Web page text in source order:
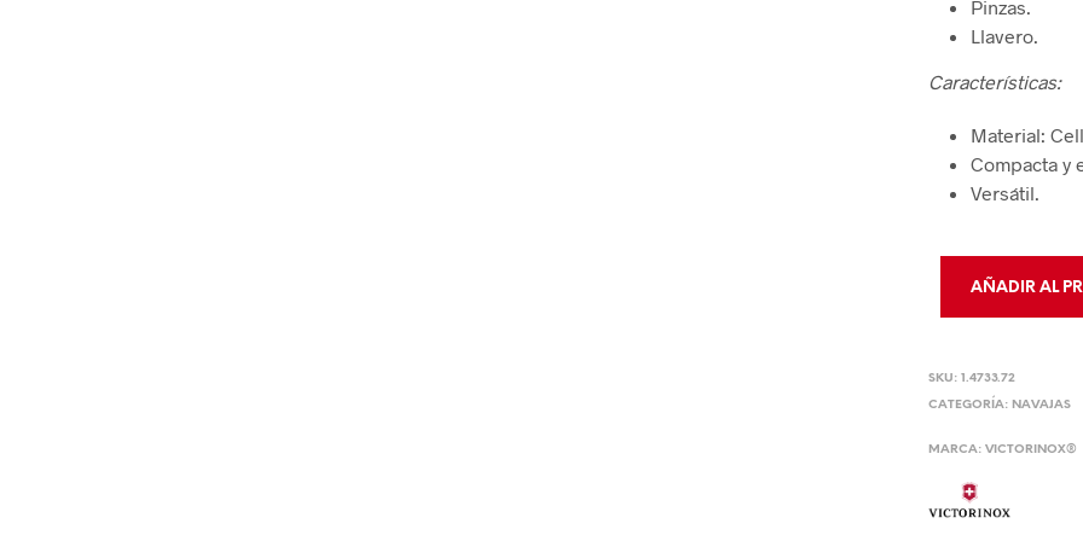
Pinzas.
Llavero.
Características:
Material:
Compacta y
Versátil.
AÑADIR AL
SKU:1.4733.72
CATEGORÍA: NAVAJAS
MARCA:VICTORINOX®